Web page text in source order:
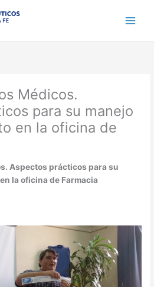
Médicos.
para su manejo
en la oficina de
Aspectos prácticos para su
la oficina de Farmacia